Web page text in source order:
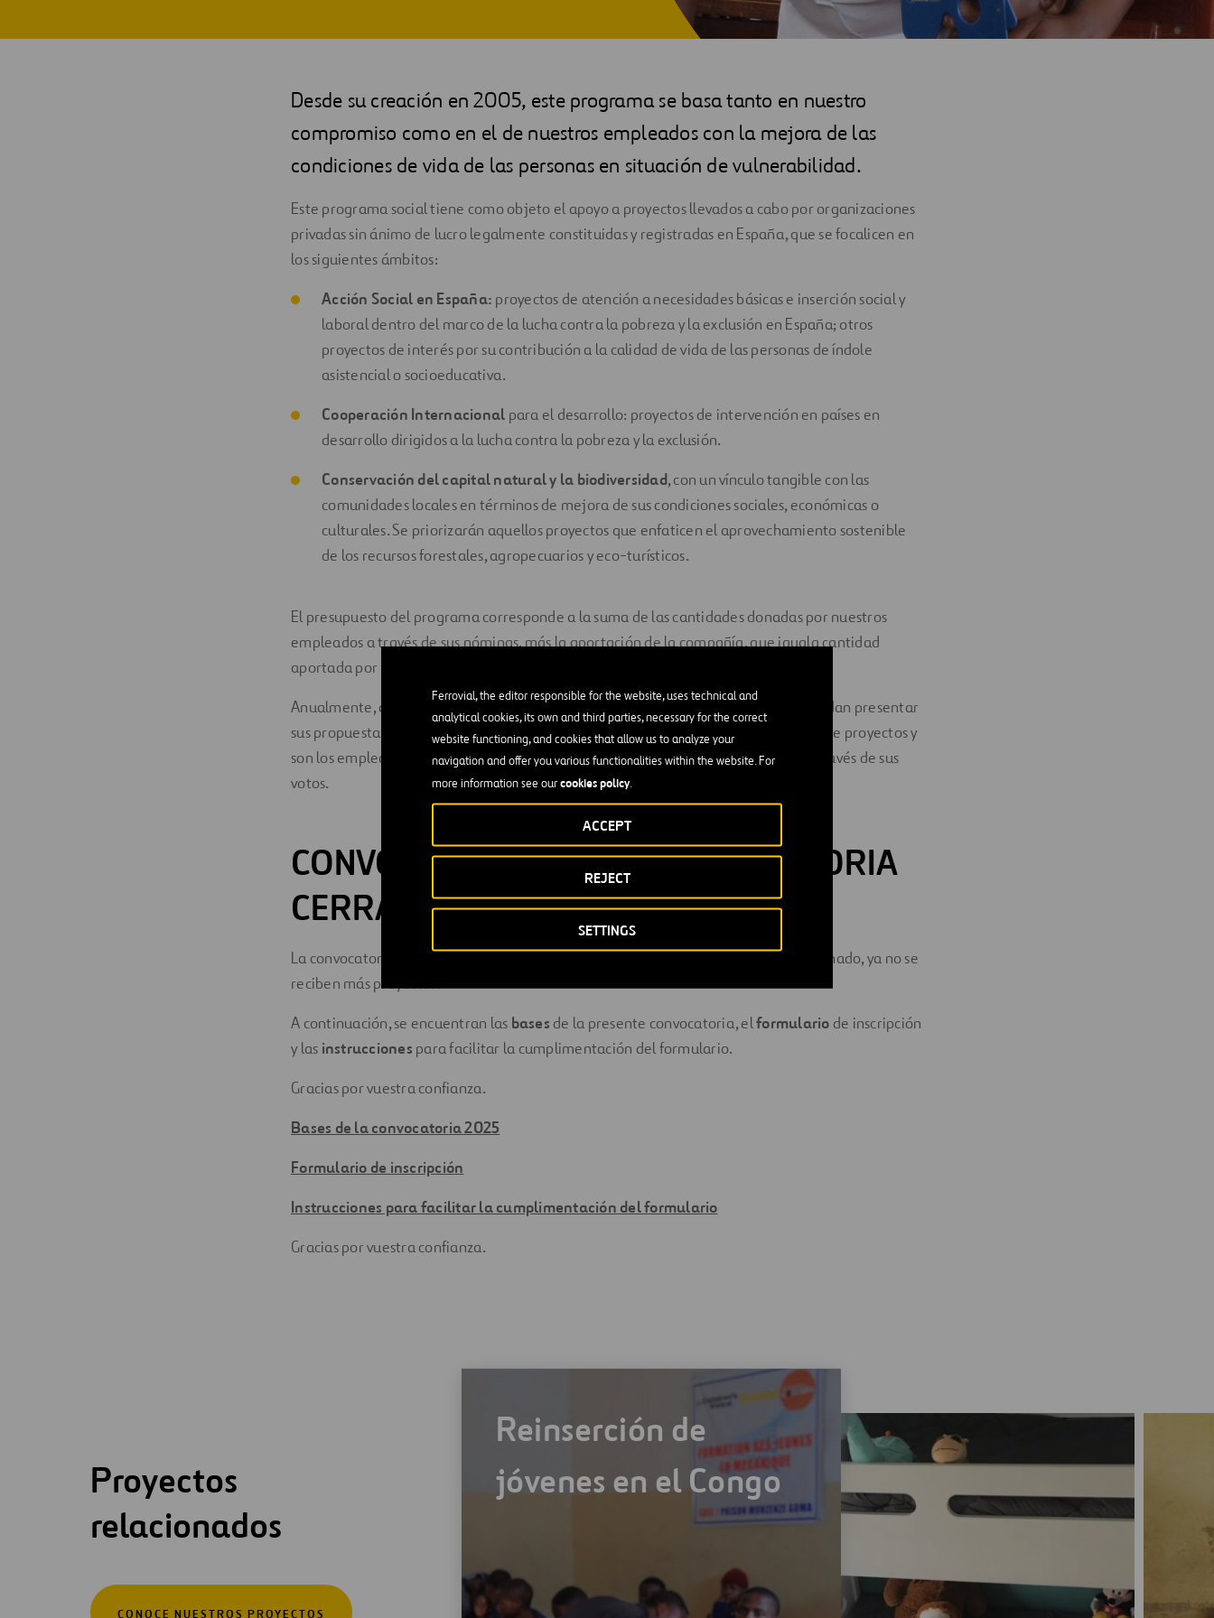
Ferrovial, the editor responsible for the website, uses technical and
analytical cookies, its own and third parties, necessary for the correct
website functioning, and cookies that allow us to analyze your
navigation and offer you various functionalities within the website. For
more information see ourcookies policy.
SETTINGS
REJECT
ACCEPT
Ingeniería
Desde su creación en 2005, este programa se basa tanto en nuestro
compromiso como en el de nuestros empleados con la mejora de las
condiciones de vida de las personas en situación de vulnerabilidad.
Este programa social tiene como objeto el apoyo a proyectos llevados a cabo por organizaciones
privadas sin ánimo de lucro legalmente constituidas y registradas en España, que se focalicen en
los siguientes ámbitos:
Acción Social en España: proyectos de atención a necesidades básicas e inserción social y
laboral dentro del marco de la lucha contra la pobreza y la exclusión en España; otros
proyectos de interés por su contribución a la calidad de vida de las personas de índole
asistencial o socioeducativa.
Cooperación Internacional para el desarrollo: proyectos de intervención en países en
desarrollo dirigidos a la lucha contra la pobreza y la exclusión.
Conservación del capital natural y la biodiversidad, con un vínculo tangible con las
comunidades locales en términos de mejora de sus condiciones sociales, económicas o
culturales. Se priorizarán aquellos proyectos que enfaticen el aprovechamiento sostenible
de los recursos forestales, agropecuarios y eco-turísticos.
El presupuesto del programa corresponde a la suma de las cantidades donadas por nuestros
empleados a través de sus nóminas, más la aportación de la compañía, que iguala cantidad
aportada por los empleados.
Anualmente, abrimos la convocatoria para que las organizaciones interesadas puedan presentar
sus propuestas. Atendiendo a criterios técnicos, se realizará una primera selección de proyectos y
son los empleados donantes los que finalmente eligen los proyectos ganadores a través de sus
votos.
CONVOCATORIA 2025 – CONVOCATORIA
CERRADA
La convocatoria Ferrovial On the move together – Juntos Sumamos 2025 ha terminado, ya no se
reciben más proyectos.
A continuación, se encuentran las bases de la presente convocatoria, elformulario de inscripción
y las instrucciones para facilitar la cumplimentación del formulario.
Gracias por vuestra confianza.
Bases de la convocatoria 2025
Formulario de inscripción
Instrucciones para facilitar la cumplimentación del formulario
Gracias por vuestra confianza.
Proyectos
relacionados
CONOCE NUESTROS PROYECTOS
Reinserción de
jóvenes en el Congo